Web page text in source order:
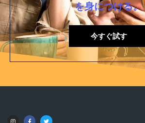
を身につける。
今すぐ試す